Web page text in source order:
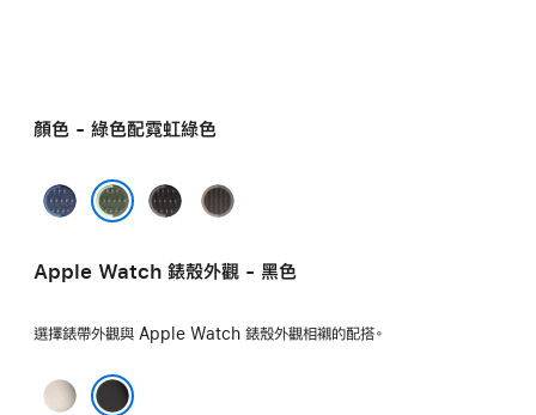
顏色 - 綠色配霓虹綠色
藍
亮
黑
色
藍
配
Apple Watch 錶殼外觀 - 黑色
選擇錶帶外觀與 Apple Watch 錶殼外觀相襯的配搭。
原